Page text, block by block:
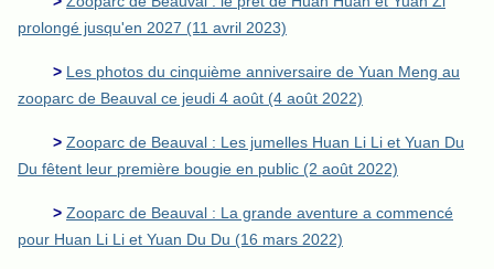
prolongé jusqu'en 2027 (11 avril 2023)
> Les photos du cinquième anniversaire de Yuan Meng au
zooparc de Beauval ce jeudi 4 août (4 août 2022)
> Zooparc de Beauval : Les jumelles Huan Li Li et Yuan Du
Du fêtent leur première bougie en public (2 août 2022)
> Zooparc de Beauval : La grande aventure a commencé
pour Huan Li Li et Yuan Du Du (16 mars 2022)